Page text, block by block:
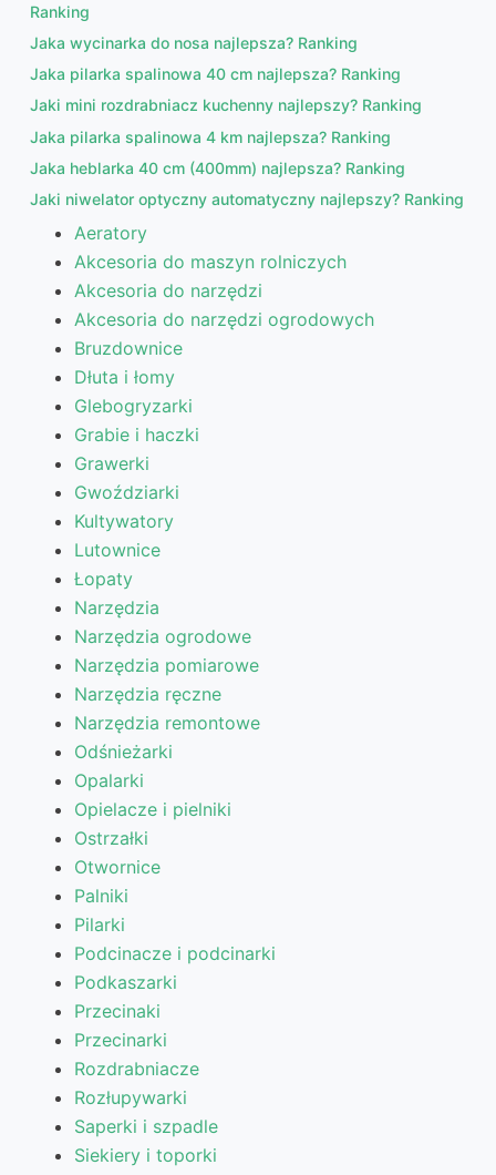
Ranking
Jaka wycinarka do nosa najlepsza? Ranking
Jaka pilarka spalinowa 40 cm najlepsza? Ranking
Jaki mini rozdrabniacz kuchenny najlepszy? Ranking
Jaka pilarka spalinowa 4 km najlepsza? Ranking
Jaka heblarka 40 cm (400mm) najlepsza? Ranking
Jaki niwelator optyczny automatyczny najlepszy? Ranking
Aeratory
Akcesoria do maszyn rolniczych
Akcesoria do narzędzi
Akcesoria do narzędzi ogrodowych
Bruzdownice
Dłuta i łomy
Glebogryzarki
Grabie i haczki
Grawerki
Gwoździarki
Kultywatory
Lutownice
Łopaty
Narzędzia
Narzędzia ogrodowe
Narzędzia pomiarowe
Narzędzia ręczne
Narzędzia remontowe
Odśnieżarki
Opalarki
Opielacze i pielniki
Ostrzałki
Otwornice
Palniki
Pilarki
Podcinacze i podcinarki
Podkaszarki
Przecinaki
Przecinarki
Rozdrabniacze
Rozłupywarki
Saperki i szpadle
Siekiery i toporki